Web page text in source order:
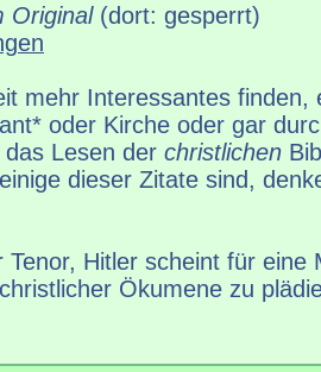
Original(dort: gesperrt)
mehr Interessantes finden,
oder Kirche oder gar
Lesen der christlichen
dieser Zitate sind,
Tenor, Hitler scheint für eine
Ökumene zu